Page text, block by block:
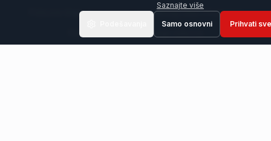
Saznajte više
Samo osnovni Prihvati sve
Polovne linije za punjenje penušavog vina i Prosecca
Polovne linije za punjenje sokova